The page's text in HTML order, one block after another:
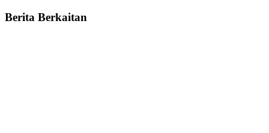
Berita Berkaitan